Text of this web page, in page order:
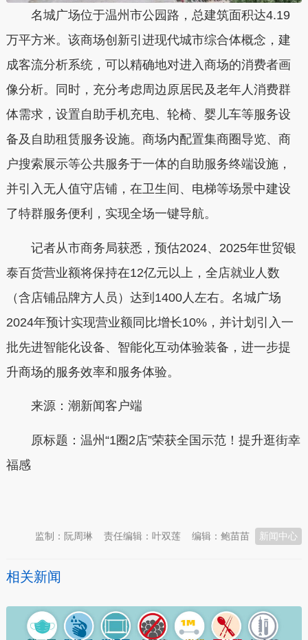
名城广场位于温州市公园路，总建筑面积达4.19
万平方米。该商场创新引进现代城市综合体概念，建
成客流分析系统，可以精确地对进入商场的消费者画
像分析。同时，充分考虑周边原居民及老年人消费群
体需求，设置自助手机充电、轮椅、婴儿车等服务设
备及自助租赁服务设施。商场内配置集商圈导览、商
户搜索展示等公共服务于一体的自助服务终端设施，
并引入无人值守店铺，在卫生间、电梯等场景中建设
了特群服务便利，实现全场一键导航。
记者从市商务局获悉，预估2024、2025年世贸银
泰百货营业额将保持在12亿元以上，全店就业人数
（含店铺品牌方人员）达到1400人左右。名城广场
2024年预计实现营业额同比增长10%，并计划引入一
批先进智能化设备、智能化互动体验装备，进一步提
升商场的服务效率和服务体验。
来源：潮新闻客户端
原标题：温州“1圈2店”荣获全国示范！提升逛街幸
福感
新闻中心
编辑：鲍苗苗
责任编辑：叶双莲
监制：阮周琳
相关新闻